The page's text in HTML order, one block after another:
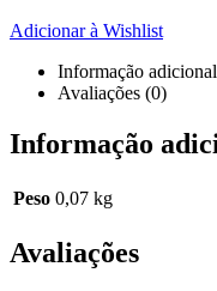
Adicionar à Wishlist
Informação adicional
Avaliações (0)
Informação
Peso 0,07 kg
Avaliações